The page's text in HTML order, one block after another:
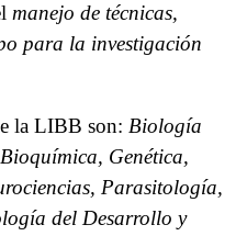
manejo de técnicas,
para la investigación
la LIBB son: Biología
Genética,
Parasitología,
del Desarrollo y